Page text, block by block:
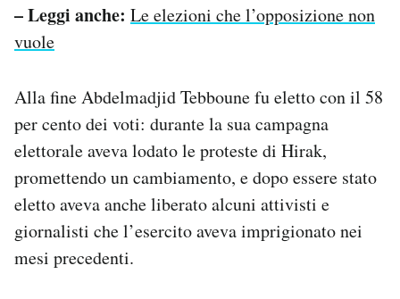
– Leggi anche: Le elezioni che l’opposizione non
vuole
Alla fine Abdelmadjid Tebboune fu eletto con il 58
per cento dei voti: durante la sua campagna
elettorale aveva lodato le proteste di Hirak,
promettendo un cambiamento, e dopo essere stato
eletto aveva anche liberato alcuni attivisti e
giornalisti che l’esercito aveva imprigionato nei
mesi precedenti.